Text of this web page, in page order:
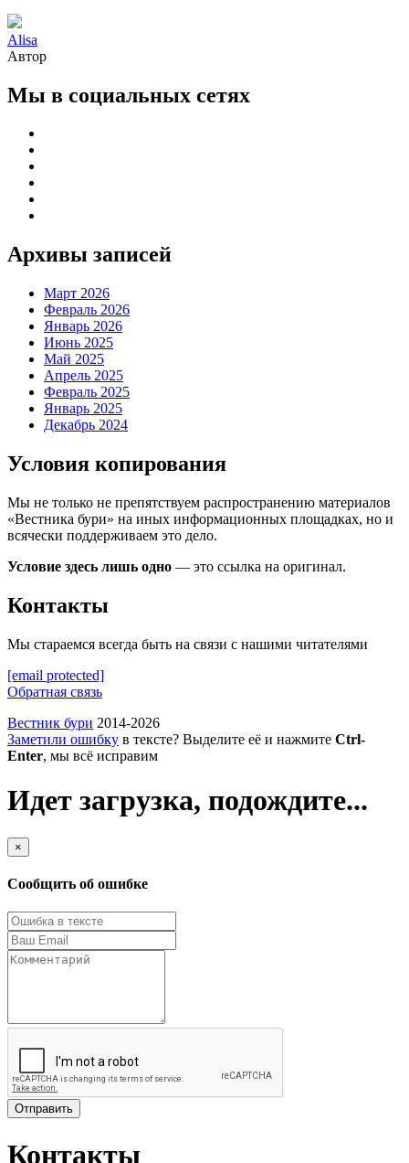
Alisa
Автор
Мы в социальных сетях
Архивы записей
Март 2026
Февраль 2026
Январь 2026
Июнь 2025
Май 2025
Апрель 2025
Февраль 2025
Январь 2025
Декабрь 2024
Условия копирования
Мы не только не препятствуем распространению материалов
«Вестника бури» на иных информационных площадках, но и
всячески поддерживаем это дело.
Условие здесь лишь одно — это ссылка на оригинал.
Контакты
Мы стараемся всегда быть на связи с нашими читателями
[email protected]
Обратная связь
Вестник бури 2014-2026
Заметили ошибку в тексте? Выделите её и нажмите Ctrl-
Enter, мы всё исправим
Идет загрузка, подождите...
×
Сообщить об ошибке
Отправить
Контакты